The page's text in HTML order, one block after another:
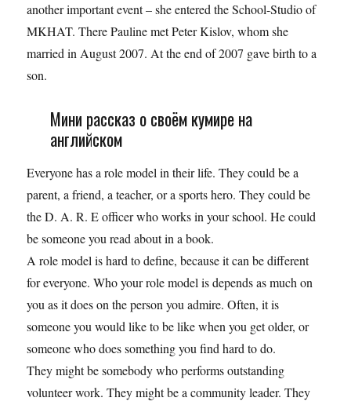
another important event – she entered the School-Studio of
MKHAT. There Pauline met Peter Kislov, whom she
married in August 2007. At the end of 2007 gave birth to a
son.
Мини рассказ о своём кумире на
английском
Everyone has a role model in their life. They could be a
parent, a friend, a teacher, or a sports hero. They could be
the D. A. R. E officer who works in your school. He could
be someone you read about in a book.
A role model is hard to define, because it can be different
for everyone. Who your role model is depends as much on
you as it does on the person you admire. Often, it is
someone you would like to be like when you get older, or
someone who does something you find hard to do.
They might be somebody who performs outstanding
volunteer work. They might be a community leader. They